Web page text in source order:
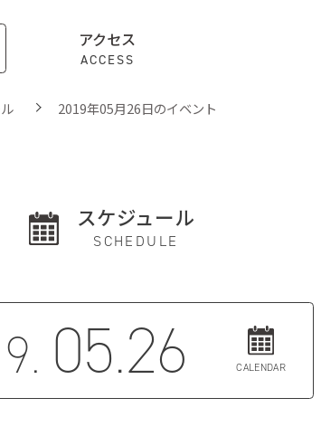
アクセス
ACCESS
2019年05月26日のイベント
スケジュール
SCHEDULE
05.26 CALENDAR